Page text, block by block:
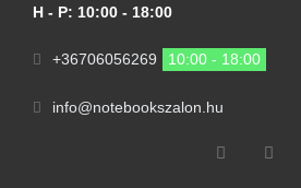
H - P: 10:00 - 18:00
+36706056269 10:00 - 18:00
info@notebookszalon.hu